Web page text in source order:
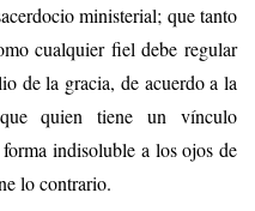
ministerial; que tanto
cualquier fiel debe regular
de la gracia, de acuerdo a la
quien tiene un vínculo
indisoluble a los ojos de
lo contrario.